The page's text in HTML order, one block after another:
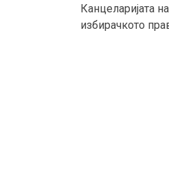
Канцеларијата
избирачкото